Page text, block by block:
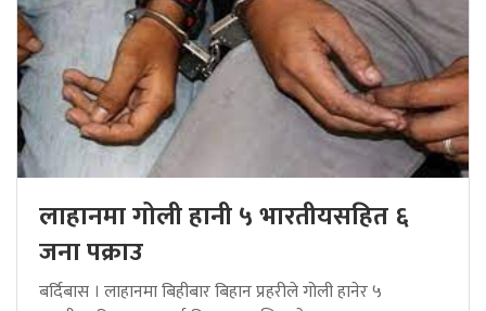
लाहानमा गोली हानी ५ भारतीयसहित ६
जना पक्राउ
बर्दिबास । लाहानमा बिहीबार बिहान प्रहरीले गोली हानेर ५